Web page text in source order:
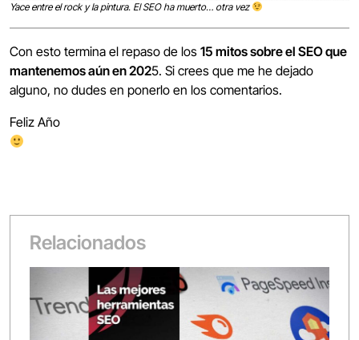
Yace entre el rock y la pintura. El SEO ha muerto… otra vez
Con esto termina el repaso de los 15 mitos sobre el SEO que
mantenemos aún en 2025. Si crees que me he dejado
alguno, no dudes en ponerlo en los comentarios.
Feliz Año